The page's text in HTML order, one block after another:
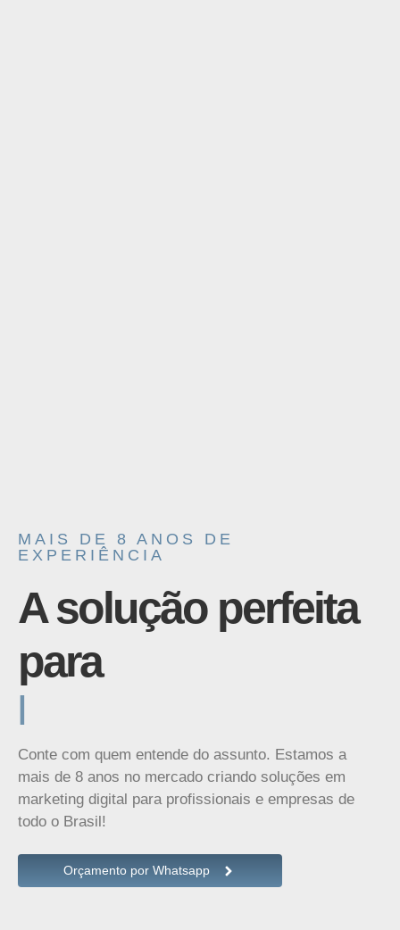
MAIS DE 8 ANOS DE
EXPERIÊNCIA
A solução perfeita
para
|
Conte com quem entende do assunto. Estamos a
mais de 8 anos no mercado criando soluções em
marketing digital para profissionais e empresas de
todo o Brasil!
Orçamento por Whatsapp